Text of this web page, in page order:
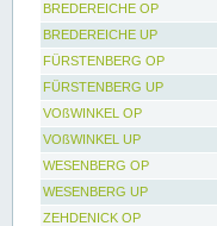
BREDEREICHE OP
BREDEREICHE UP
FÜRSTENBERG OP
FÜRSTENBERG UP
VOßWINKEL OP
VOßWINKEL UP
WESENBERG OP
WESENBERG UP
ZEHDENICK OP